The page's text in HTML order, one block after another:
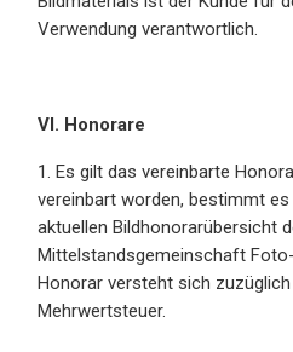
Verwendung verantwortlich.
VI. Honorare
1. Es gilt das vereinbarte
vereinbart worden, bestimmt
aktuellen Bildhonorarübersicht
Mittelstandsgemeinschaft
Honorar versteht sich
Mehrwertsteuer.